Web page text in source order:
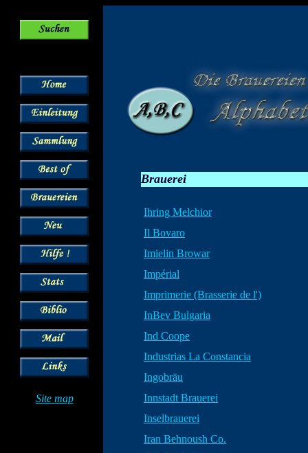
Site map
Brauerei
Ihring Melchior
Il Bovaro
Imielin Browar
Impérial
Imprimerie (Brasserie de l')
InBev Bulgaria
Ind Coope
Industrias La Constancia
Ingobräu
Innstadt Brauerei
Inselbrauerei
Iran Behnoush Co.